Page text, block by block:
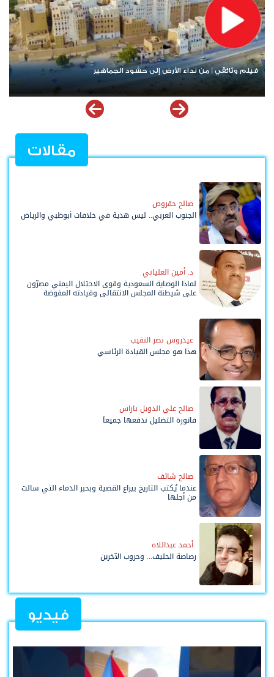
مليشيات الحوثي تحرق وتفخخ وتنهب 22 منزلاً في قرية حنكة آل
مسعود في البيضاء
مقالات
صالح حقروص
الجنوب العربي.. ليس هدية في خلافات أبوظبي والرياض
د. أمين العلياني
لماذا الوصاية السعودية وقوى الاحتلال اليمني مصرّون
على شيطنة المجلس الانتقالي وقيادته المفوضة
عيدروس نصر النقيب
هذا هو مجلس القيادة الرئاسي
صالح علي الدويل باراس
فاتورة التضليل ندفعها جميعاً
صالح شائف
عندما يُكتب التاريخ بيراع القضية وبحبر الدماء التي سالت
من أجلها
أحمد عبداللاه
رصاصة الحليف... وحروب الآخرين
فيديو